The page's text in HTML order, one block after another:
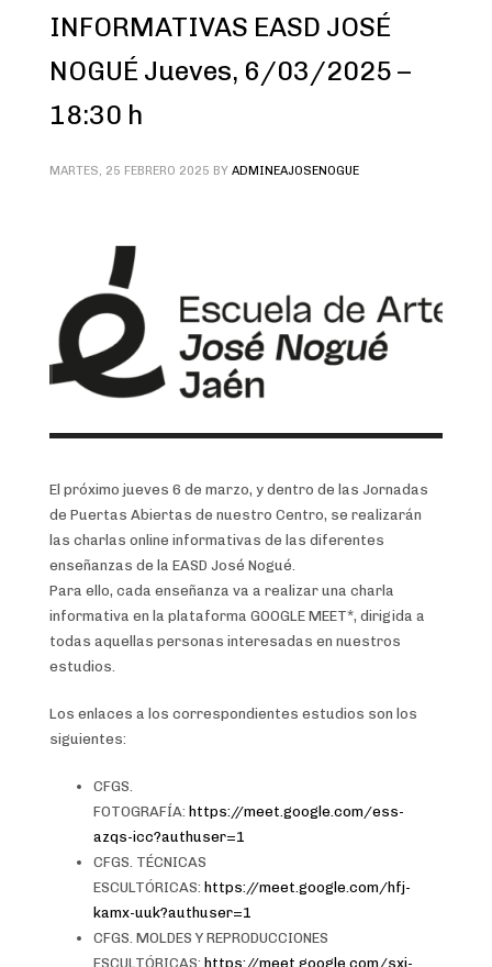
INFORMATIVAS EASD JOSÉ
NOGUÉ Jueves, 6/03/2025 –
18:30 h
MARTES, 25 FEBRERO 2025 BY ADMINEAJOSENOGUE
El próximo jueves 6 de marzo, y dentro de las Jornadas
de Puertas Abiertas de nuestro Centro, se realizarán
las charlas online informativas de las diferentes
enseñanzas de la EASD José Nogué.
Para ello, cada enseñanza va a realizar una charla
informativa en la plataforma GOOGLE MEET*, dirigida a
todas aquellas personas interesadas en nuestros
estudios.
Los enlaces a los correspondientes estudios son los
siguientes:
CFGS.
FOTOGRAFÍA: https://meet.google.com/ess-
azqs-icc?authuser=1
CFGS. TÉCNICAS
ESCULTÓRICAS: https://meet.google.com/hfj-
kamx-uuk?authuser=1
CFGS. MOLDES Y REPRODUCCIONES
ESCULTÓRICAS: https://meet.google.com/sxi-